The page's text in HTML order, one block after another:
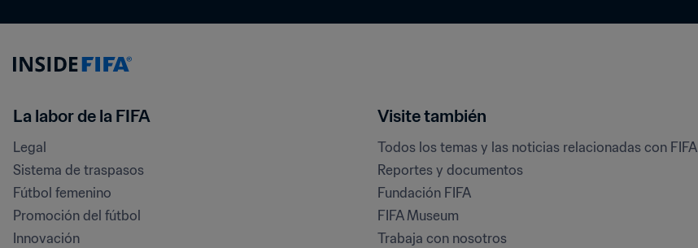
La labor de la FIFA
Legal
Sistema de traspasos
Fútbol femenino
Promoción del fútbol
Innovación
Visite también
Todos los temas y las noticias relacionadas con FIFA
Reportes y documentos
Fundación FIFA
FIFA Museum
Trabaja con nosotros